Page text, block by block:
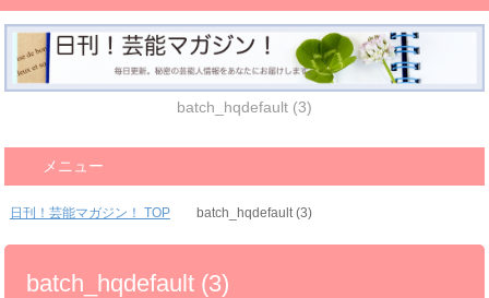
batch_hqdefault (3)
メニュー
日刊！芸能マガジン！ TOP batch_hqdefault (3)
batch_hqdefault (3)